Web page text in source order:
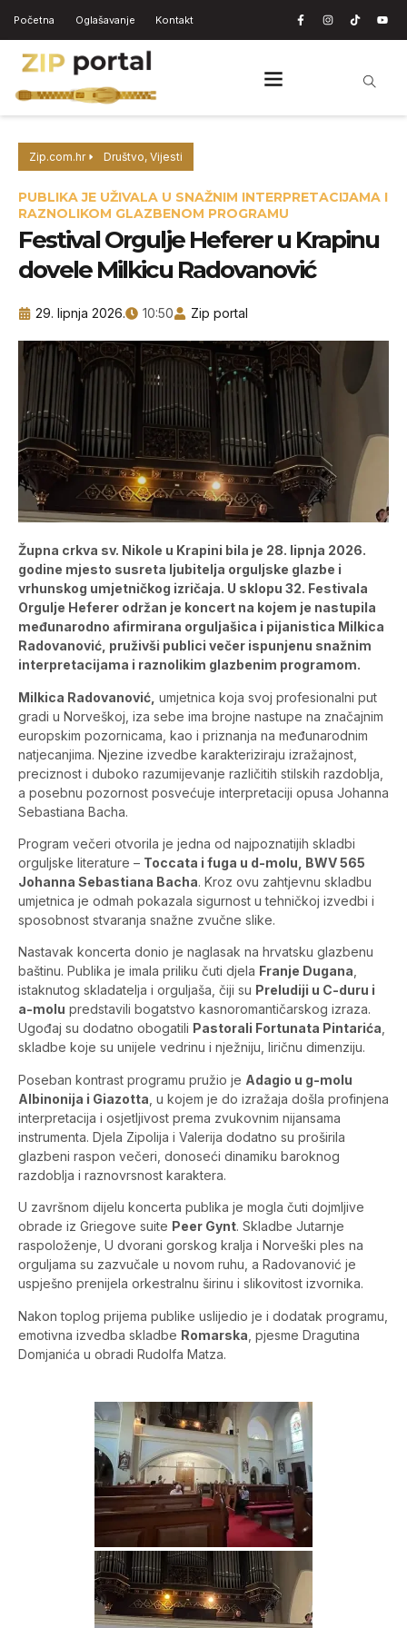
Početna Oglašavanje Kontakt
Zip.com.hr Društvo, Vijesti
PUBLIKA JE UŽIVALA U SNAŽNIM INTERPRETACIJAMA I
RAZNOLIKOM GLAZBENOM PROGRAMU
Festival Orgulje Heferer u Krapinu
dovele Milkicu Radovanović
29. lipnja 2026. 10:50 Zip portal
Župna crkva sv. Nikole u Krapini bila je 28. lipnja 2026.
godine mjesto susreta ljubitelja orguljske glazbe i
vrhunskog umjetničkog izričaja. U sklopu 32. Festivala
Orgulje Heferer održan je koncert na kojem je nastupila
međunarodno afirmirana orguljašica i pijanistica Milkica
Radovanović, pruživši publici večer ispunjenu snažnim
interpretacijama i raznolikim glazbenim programom.
Milkica Radovanović, umjetnica koja svoj profesionalni put
gradi u Norveškoj, iza sebe ima brojne nastupe na značajnim
europskim pozornicama, kao i priznanja na međunarodnim
natjecanjima. Njezine izvedbe karakteriziraju izražajnost,
preciznost i duboko razumijevanje različitih stilskih razdoblja,
a posebnu pozornost posvećuje interpretaciji opusa Johanna
Sebastiana Bacha.
Program večeri otvorila je jedna od najpoznatijih skladbi
orguljske literature – Toccata i fuga u d-molu, BWV 565
Johanna Sebastiana Bacha. Kroz ovu zahtjevnu skladbu
umjetnica je odmah pokazala sigurnost u tehničkoj izvedbi i
sposobnost stvaranja snažne zvučne slike.
Nastavak koncerta donio je naglasak na hrvatsku glazbenu
baštinu. Publika je imala priliku čuti djela Franje Dugana
istaknutog skladatelja i orguljaša, čiji su Preludiji u C-duru i
a-molu predstavili bogatstvo kasnoromantičarskog izraza.
Ugođaj su dodatno obogatili Pastorali Fortunata Pintarića
skladbe koje su unijele vedrinu i nježniju, liričnu dimenziju.
Poseban kontrast programu pružio je Adagio u g-molu
Albinonija i Giazotta , u kojem je do izražaja došla profinjena
interpretacija i osjetljivost prema zvukovnim nijansama
instrumenta. Djela Zipolija i Valerija dodatno su proširila
glazbeni raspon večeri, donoseći dinamiku baroknog
razdoblja i raznovrsnost karaktera.
U završnom dijelu koncerta publika je mogla čuti dojmljive
obrade iz Griegove suite Peer Gynt. Skladbe Jutarnje
raspoloženje, U dvorani gorskog kralja i Norveški ples na
orguljama su zazvučale u novom ruhu, a Radovanović je
uspješno prenijela orkestralnu širinu i slikovitost izvornika.
Nakon toplog prijema publike uslijedio je i dodatak programu,
emotivna izvedba skladbe Romarska , pjesme Dragutina
Domjanića u obradi Rudolfa Matza.